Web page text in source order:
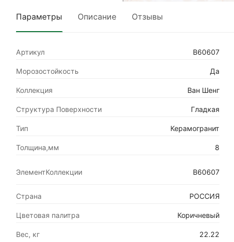
Параметры Описание Отзывы
Артикул В60607
Морозостойкость Да
Коллекция Ван Шенг
Структура Поверхности Гладкая
Тип Керамогранит
Толщина,мм 8
ЭлементКоллекции В60607
Страна РОССИЯ
Цветовая палитра Коричневый
Вес, кг 22.22